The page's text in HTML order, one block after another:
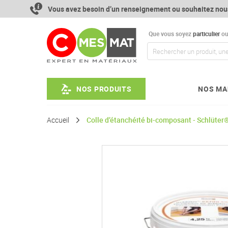
contenu
Vous avez besoin d’un renseignement ou souhaitez
Que vous soyezparticulierou
NOS PRODUITS NOS
Accueil Colle d’étanchéité bi-composant -